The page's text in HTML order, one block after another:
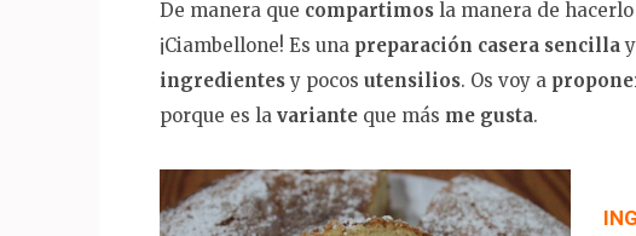
De manera que compartimos la manera de
¡Ciambellone! Es una preparación casera sencillay
ingredientesy pocos utensilios. Os voy a
porque es la variante que más me gusta.